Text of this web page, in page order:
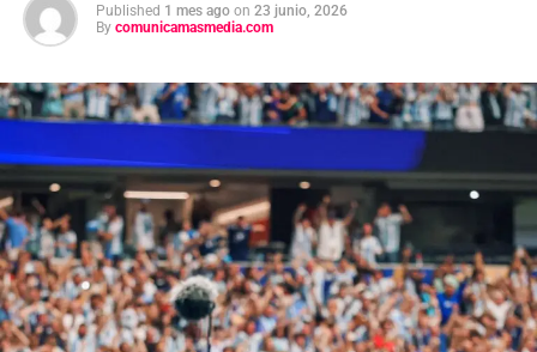
Published 1 mes ago on 23 junio, 2026
By comunicamasmedia.com